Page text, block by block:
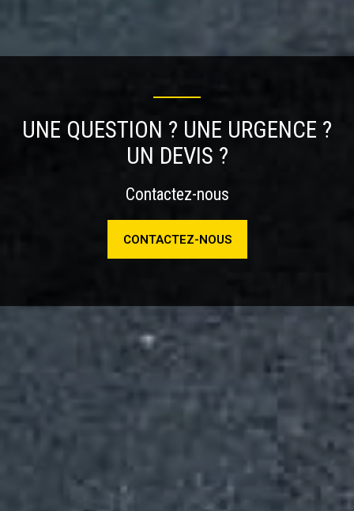
UNE QUESTION ? UNE URGENCE ?
UN DEVIS ?
Contactez-nous
CONTACTEZ-NOUS